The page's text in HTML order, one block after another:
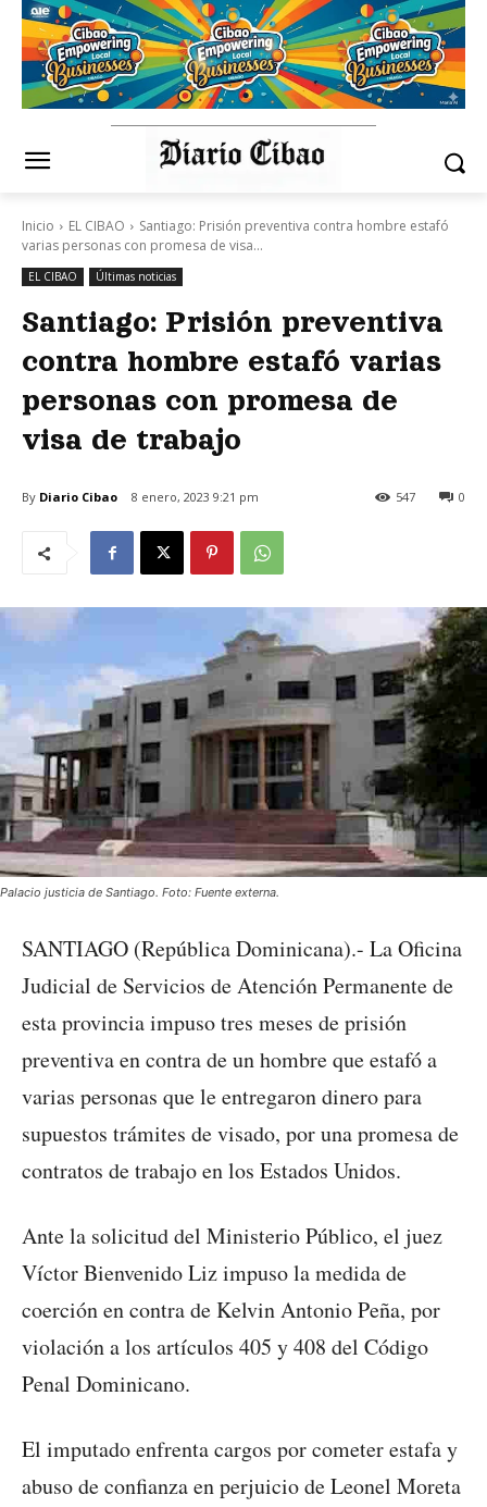
Inicio EL CIBAO
Santiago: Prisión preventiva contra hombre estafó
varias personas con promesa de visa...
EL CIBAO Últimas noticias
Santiago: Prisión preventiva
contra hombre estafó varias
personas con promesa de
visa de trabajo
By Diario Cibao 8 enero, 2023 9:21 pm 0
547
Palacio justicia de Santiago. Foto: Fuente externa.
SANTIAGO (República Dominicana).- La Oficina
Judicial de Servicios de Atención Permanente de
esta provincia impuso tres meses de prisión
preventiva en contra de un hombre que estafó a
varias personas que le entregaron dinero para
supuestos trámites de visado, por una promesa de
contratos de trabajo en los Estados Unidos.
Ante la solicitud del Ministerio Público, el juez
Víctor Bienvenido Liz impuso la medida de
coerción en contra de Kelvin Antonio Peña, por
violación a los artículos 405 y 408 del Código
Penal Dominicano.
El imputado enfrenta cargos por cometer estafa y
abuso de confianza en perjuicio de Leonel Moreta